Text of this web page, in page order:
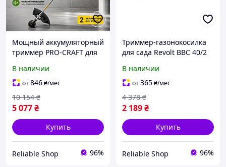
Мощный аккумуляторный
триммер PRO-CRAFT для
Беспроводной триммер
для сада (2 АКБ) Мотокоса
ручная для травы
В наличии
от846₴/мес
5 077₴
10 154 ₴
Купить
Reliable Shop 96%
Триммер-газонокосилка
для сада Revolt BBC 40/2
Аккумуляторный ручной
триммер для травы
В наличии
от365₴/мес
2 189₴
4 378 ₴
Купить
Reliable Shop 96%